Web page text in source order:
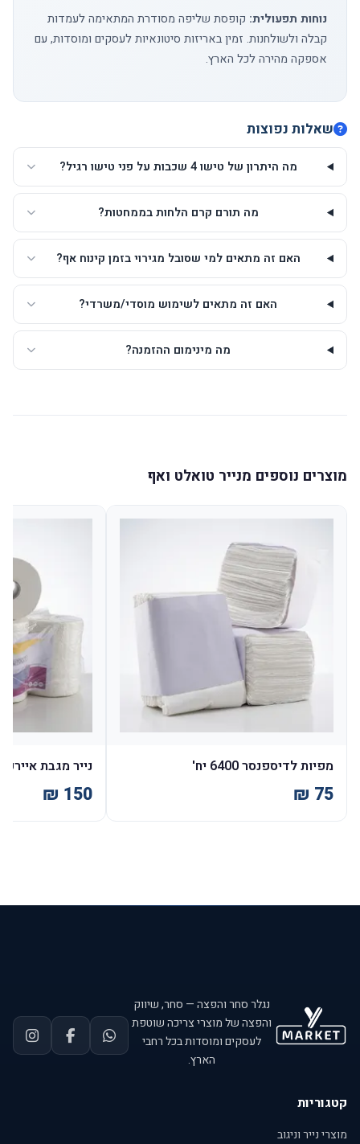
נוחות תפעולית: קופסת שליפה מסודרת המתאימה לעמדות
קבלה ולשולחנות. זמין באריזות סיטונאיות לעסקים ומוסדות, עם
אספקה מהירה לכל הארץ.
שאלות נפוצות
מה היתרון של טישו 4 שכבות על פני טישו רגיל?
מה תורם קרם הלחות בממחטות?
האם זה מתאים למי שסובל מגירוי בזמן קינוח אף?
האם זה מתאים לשימוש מוסדי/משרדי?
מה מינימום ההזמנה?
מוצרים נוספים מנייר טואלט ואף
מפיות לדיספנסר 6400 יח' נייר מגבת איירפלקס 150
נגלר סחר והפצה — סחר, שיווק
והפצה של מוצרי צריכה שוטפת
לעסקים ומוסדות בכל רחבי
הארץ.
קטגוריות
מוצרי נייר וניגוב